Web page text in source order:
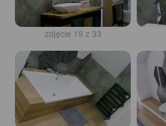
zdjęcie 19 z 33